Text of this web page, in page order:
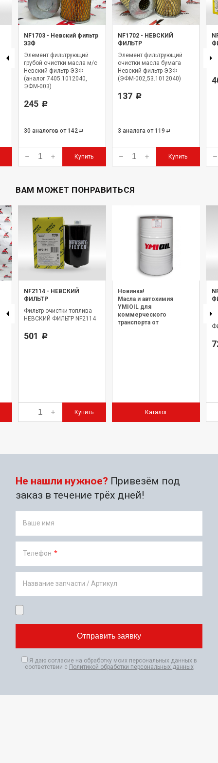
NF1703 - Невский фильтр
ЭЗФ
Элемент фильтрующий
грубой очистки масла м/с
Невский фильтр ЭЗФ
(аналог 7405.1012040,
ЭФМ-003)
245 Р
30 аналогов от 142 Р
Купить
NF1702 - НЕВСКИЙ
ФИЛЬТР
Элемент фильтрующий
очистки масла бумага
Невский фильтр ЭЗФ
(ЭФМ-002,53.1012040)
137 Р
3 аналога от 119 Р
Купить
ВАМ МОЖЕТ ПОНРАВИТЬСЯ
NF2114 - НЕВСКИЙ
ФИЛЬТР
Фильтр очистки топлива
НЕВСКИЙ ФИЛЬТР NF2114
501 Р
Купить
Новинка!
Масла и автохимия
YMIOIL для
коммерческого
транспорта от
Каталог
Не нашли нужное? Привезём под
заказ в течение трёх дней!
Ваше имя
Телефон *
Название запчасти / Артикул
Я даю согласие на обработку моих персональных данных в
соответствии с Политикой обработки персональных данных